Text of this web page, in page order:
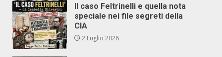
Il caso Feltrinelli e quella nota
speciale nei file segreti della
CIA
2 Luglio 2026